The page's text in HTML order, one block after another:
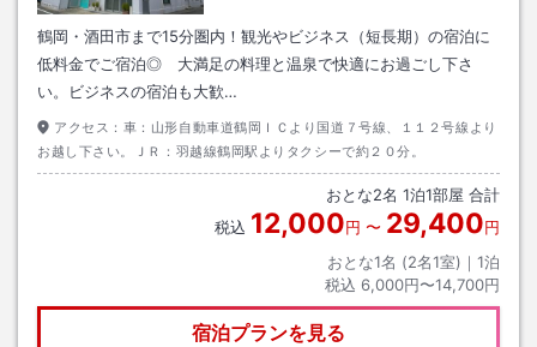
鶴岡・酒田市まで15分圏内！観光やビジネス（短長期）の宿泊に
低料金でご宿泊◎ 大満足の料理と温泉で快適にお過ごし下さ
い。ビジネスの宿泊も大歓…
アクセス： 車：山形自動車道鶴岡ＩＣより国道７号線、１１２号線より
お越し下さい。ＪＲ：羽越線鶴岡駅よりタクシーで約２０分。
おとな2名 1泊1部屋 合計
税込 12,000円 〜 29,400円
おとな1名 (2名1室)｜ 1泊
税込 6,000円〜14,700円
宿泊プランを見る